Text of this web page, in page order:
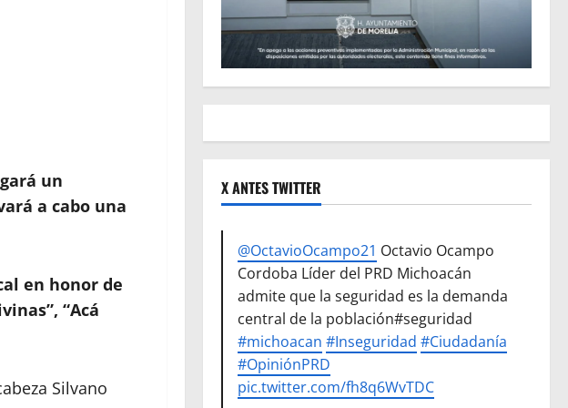
un
a cabo una
en honor de
“Acá
Silvano
X ANTES TWITTER
@OctavioOcampo21 Octavio Ocampo
Cordoba Líder del PRD Michoacán
admite que la seguridad es la demanda
central de la población#seguridad
#michoacan #Inseguridad #Ciudadanía
#OpiniónPRD
pic.twitter.com/fh8q6WvTDC